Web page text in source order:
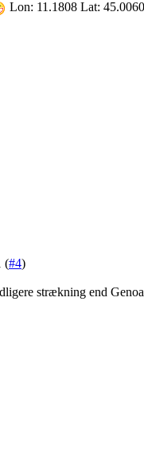
Lon: 11.1808 Lat:
(#4)
strækning end